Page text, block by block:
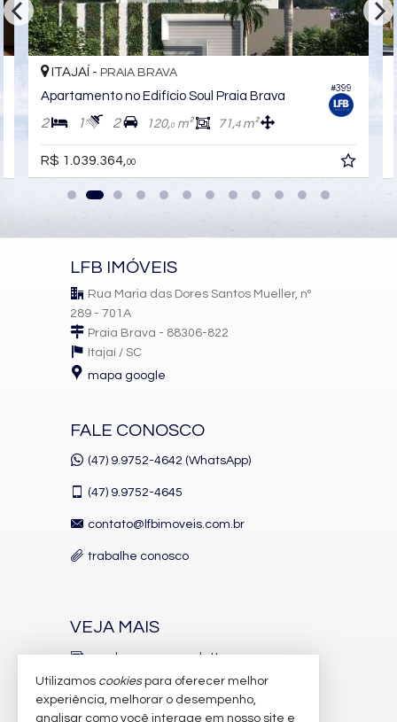
#399
ITAJAÍ - PRAIA BRAVA
Apartamento no Edifício Soul Praia Brava
2 1 2 120,0m² 71,4m²
R$ 1.039.364,00
LFB IMÓVEIS
Rua Maria das Dores Santos Mueller, nº
289 - 701A
Praia Brava - 88306-822
Itajaí / SC
mapa google
FALE CONOSCO
(47) 9.9752-4642 (WhatsApp)
(47) 9.9752-4645
contato@lfbimoveis.com.br
trabalhe conosco
VEJA MAIS
receba nosso newsletter
indicadores financeiros
Utilizamos cookiespara oferecer melhor
experiência, melhorar o desempenho,
analisar como você interage em nosso site e